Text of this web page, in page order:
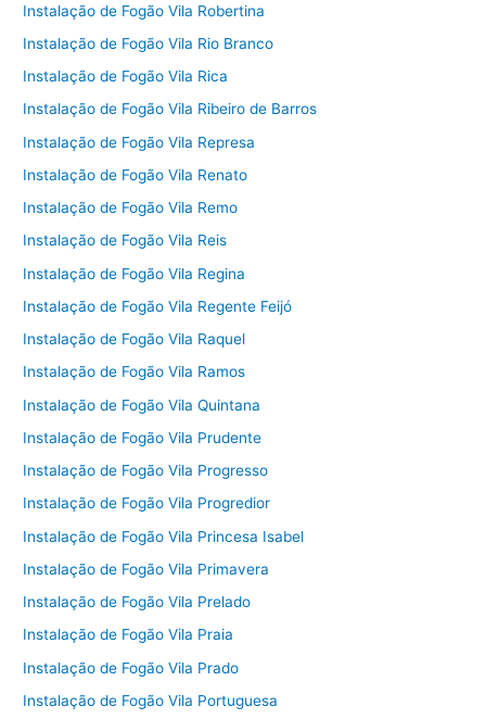
Instalação de Fogão Vila Robertina
Instalação de Fogão Vila Rio Branco
Instalação de Fogão Vila Rica
Instalação de Fogão Vila Ribeiro de Barros
Instalação de Fogão Vila Represa
Instalação de Fogão Vila Renato
Instalação de Fogão Vila Remo
Instalação de Fogão Vila Reis
Instalação de Fogão Vila Regina
Instalação de Fogão Vila Regente Feijó
Instalação de Fogão Vila Raquel
Instalação de Fogão Vila Ramos
Instalação de Fogão Vila Quintana
Instalação de Fogão Vila Prudente
Instalação de Fogão Vila Progresso
Instalação de Fogão Vila Progredior
Instalação de Fogão Vila Princesa Isabel
Instalação de Fogão Vila Primavera
Instalação de Fogão Vila Prelado
Instalação de Fogão Vila Praia
Instalação de Fogão Vila Prado
Instalação de Fogão Vila Portuguesa